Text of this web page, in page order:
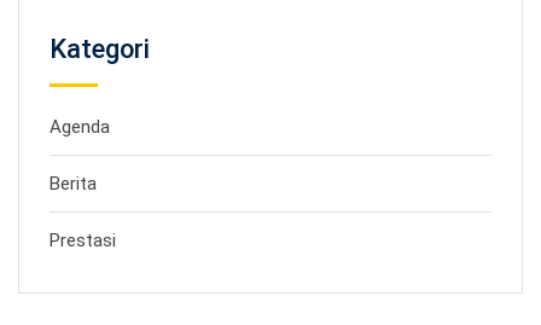
Kategori
Agenda
Berita
Prestasi